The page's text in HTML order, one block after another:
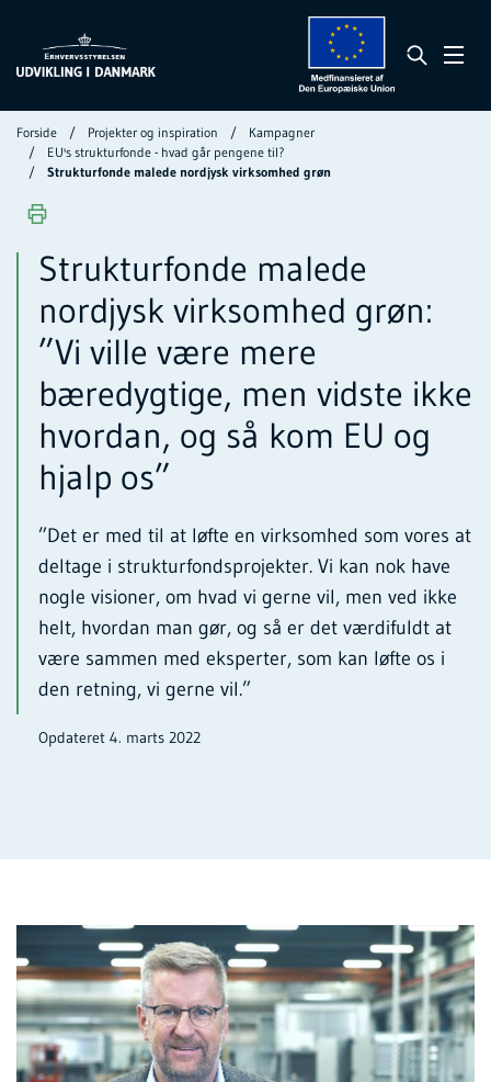
Forside Projekter og inspiration
Kampagner
EU's strukturfonde - hvad går pengene til?
Strukturfonde malede nordjysk virksomhed grøn
Strukturfonde malede
nordjysk virksomhed grøn:
”Vi ville være mere
bæredygtige, men vidste ikke
hvordan, og så kom EU og
hjalp os”
”Det er med til at løfte en virksomhed som vores at
deltage i strukturfondsprojekter. Vi kan nok have
nogle visioner, om hvad vi gerne vil, men ved ikke
helt, hvordan man gør, og så er det værdifuldt at
være sammen med eksperter, som kan løfte os i
den retning, vi gerne vil.”
Opdateret 4. marts 2022